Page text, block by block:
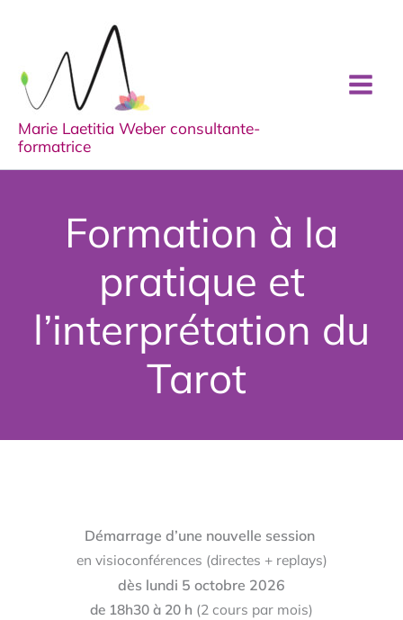
Marie Laetitia Weber consultante-
formatrice
Formation à la
pratique et
l’interprétation du
Tarot
Démarrage d’une nouvelle session
en visioconférences (directes + replays)
dès lundi 5 octobre 2026
de 18h30 à 20 h (2 cours par mois)